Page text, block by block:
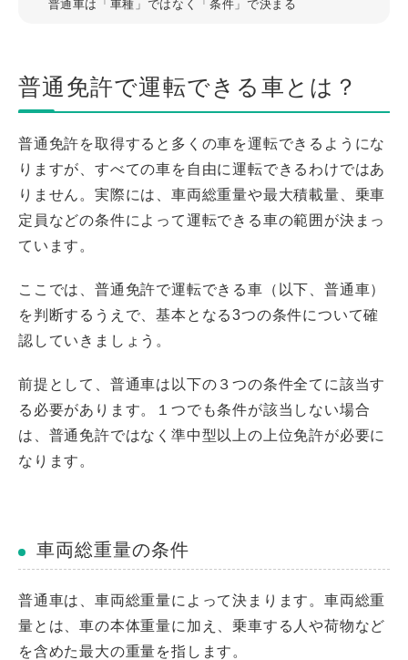
普通車は「車種」ではなく「条件」で決まる
普通免許で運転できる車とは？
普通免許を取得すると多くの車を運転できるようにな
りますが、すべての車を自由に運転できるわけではあ
りません。実際には、車両総重量や最大積載量、乗車
定員などの条件によって運転できる車の範囲が決まっ
ています。
ここでは、普通免許で運転できる車（以下、普通車）
を判断するうえで、基本となる3つの条件について確
認していきましょう。
前提として、普通車は以下の３つの条件全てに該当す
る必要があります。１つでも条件が該当しない場合
は、普通免許ではなく準中型以上の上位免許が必要に
なります。
車両総重量の条件
普通車は、車両総重量によって決まります。車両総重
量とは、車の本体重量に加え、乗車する人や荷物など
を含めた最大の重量を指します。